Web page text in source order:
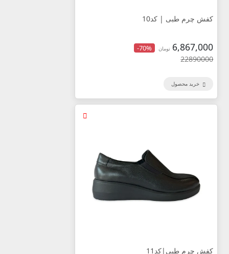
کفش چرم طبی | کد10
6,867,000 تومان -70%
22890000
خرید محصول
کفش چرم طبی|کد11